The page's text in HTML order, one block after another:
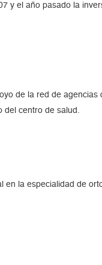
y el año pasado la
de la red de
centro de salud.
la especialidad de